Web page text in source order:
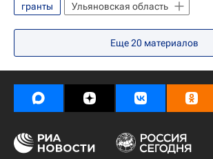
гранты
Ульяновская область
Алексей Русских
Майнский район
Еще20 материалов